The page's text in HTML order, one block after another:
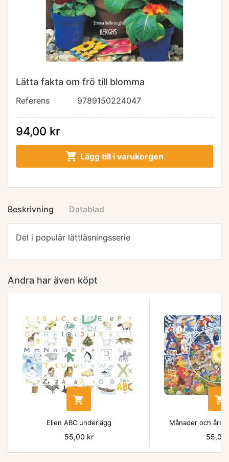
Lätta fakta om frö till blomma
Referens 9789150224047
94,00 kr
 Lägg till i varukorgen
Beskrivning Datablad
Del i populär lättläsningsserie
Andra har även köpt

Ellen ABC underlägg
Pris
55,00 kr

Månader och
Pris
55,00